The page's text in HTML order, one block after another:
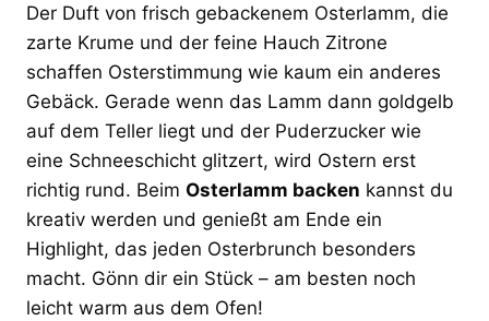
Der Duft von frisch gebackenem Osterlamm, die
zarte Krume und der feine Hauch Zitrone
schaffen Osterstimmung wie kaum ein anderes
Gebäck. Gerade wenn das Lamm dann goldgelb
auf dem Teller liegt und der Puderzucker wie
eine Schneeschicht glitzert, wird Ostern erst
richtig rund. Beim Osterlamm backen kannst du
kreativ werden und genießt am Ende ein
Highlight, das jeden Osterbrunch besonders
macht. Gönn dir ein Stück – am besten noch
leicht warm aus dem Ofen!